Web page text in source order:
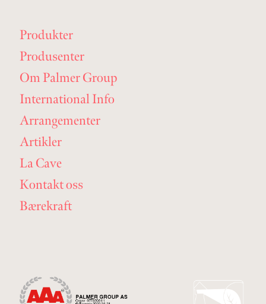
Produkter
Produsenter
Om Palmer Group
International Info
Arrangementer
Artikler
La Cave
Kontakt oss
Bærekraft